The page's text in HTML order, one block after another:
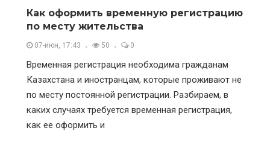
Как оформить временную регистрацию
по месту жительства
07-июн, 17:43 50 0
Временная регистрация необходима гражданам
Казахстана и иностранцам, которые проживают не
по месту постоянной регистрации. Разбираем, в
каких случаях требуется временная регистрация,
как ее оформить и